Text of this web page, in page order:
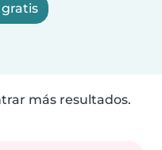
más resultados.